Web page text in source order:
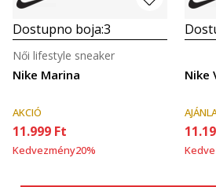
Dostupno boja:3
Nike Marina
Női lifestyle sneaker
AKCIÓ
11.999 Ft
Kedvezmény20%
Nike